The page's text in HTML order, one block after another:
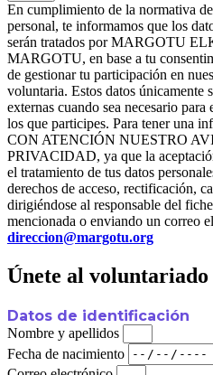
En cumplimiento de la normativa
personal, te informamos que los
serán tratados por MARGOTU
MARGOTU, en base a tu
de gestionar tu participación en
voluntaria. Estos datos únicamente
externas cuando sea necesario
los que participes. Para tener una
CON ATENCIÓN NUESTRO
PRIVACIDAD, ya que la
el tratamiento de tus datos
derechos de acceso, rectificación,
dirigiéndose al responsable del
mencionada o enviando un correo
direccion@margotu.org
Únete al
Datos de identificación
Nombre y apellidos
Fecha de nacimiento